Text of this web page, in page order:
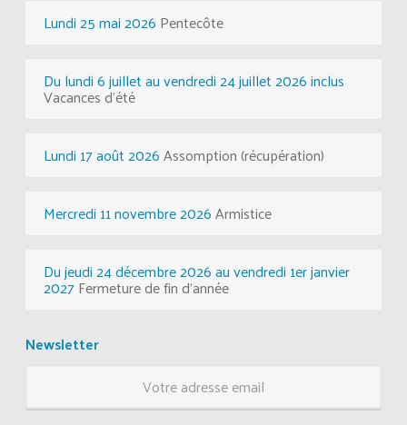
Lundi 25 mai 2026 Pentecôte
Du lundi 6 juillet au vendredi 24 juillet 2026 inclus
Vacances d'été
Lundi 17 août 2026Assomption (récupération)
Mercredi 11 novembre 2026Armistice
Du jeudi 24 décembre 2026 au vendredi 1er janvier
2027Fermeture de fin d'année
Newsletter